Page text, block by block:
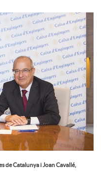
de Catalunya i Joan Cavallé,